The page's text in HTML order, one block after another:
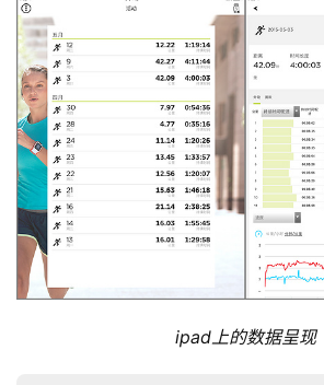
ipad上的数据呈现